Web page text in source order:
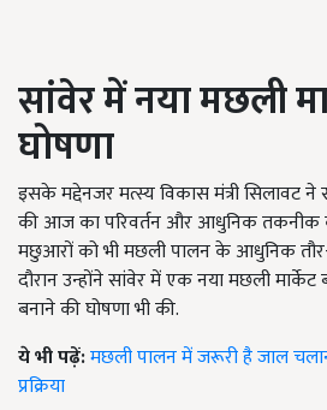
सांवेर में नया मछली
घोषणा
इसके मद्देनजर मत्स्य विकास मंत्री
की आज का परिवर्तन और आधुनिक तकनीक
मछुआरों को भी मछली पालन के आधुनिक
दौरान उन्होंने सांवेर में एक नया मछली
बनाने की घोषणा भी की.
ये भी पढ़ें:मछली पालन में जरूरी है जाल
प्रक्रिया